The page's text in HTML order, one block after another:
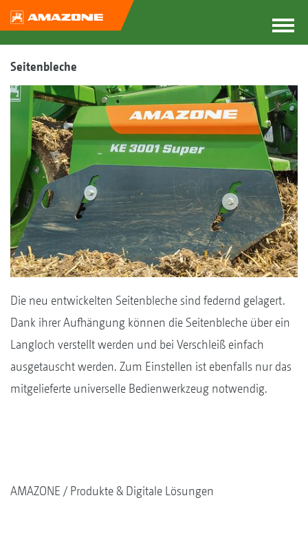
Seitenbleche
Die neu entwickelten Seitenbleche sind federnd gelagert.
Dank ihrer Aufhängung können die Seitenbleche über ein
Langloch verstellt werden und bei Verschleiß einfach
ausgetauscht werden. Zum Einstellen ist ebenfalls nur das
mitgelieferte universelle Bedienwerkzeug notwendig.
AMAZONE Produkte & Digitale Lösungen